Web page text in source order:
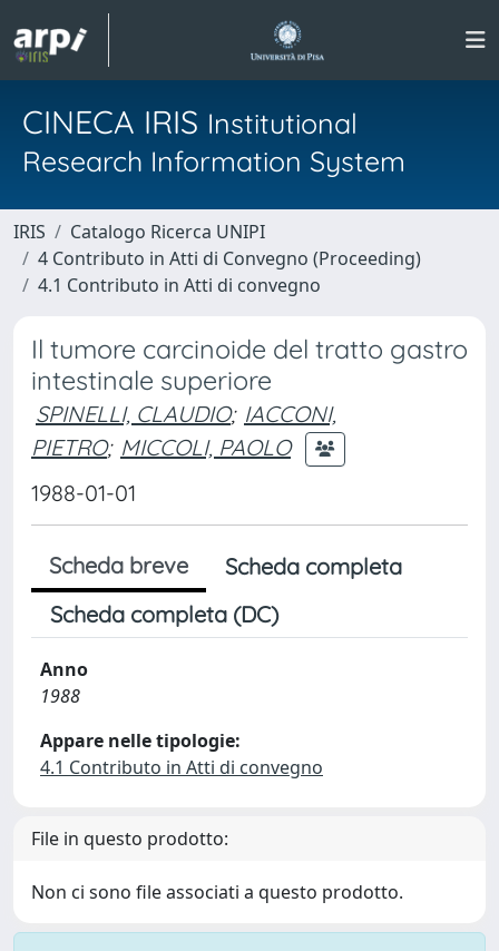
CINECA IRIS Institutional
Research Information System
IRIS
Catalogo Ricerca UNIPI
4 Contributo in Atti di Convegno (Proceeding)
4.1 Contributo in Atti di convegno
Il tumore carcinoide del tratto gastro
intestinale superiore
SPINELLI, CLAUDIO; IACCONI,
PIETRO; MICCOLI, PAOLO
1988-01-01
Scheda breve
Scheda completa
Scheda completa (DC)
Anno
1988
Appare nelle tipologie:
4.1 Contributo in Atti di convegno
File in questo prodotto:
Non ci sono file associati a questo prodotto.